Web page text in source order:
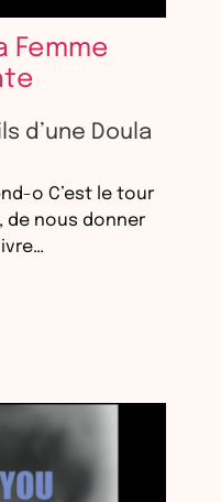
Femme
d’une Doula
o C’est le tour
de nous donner